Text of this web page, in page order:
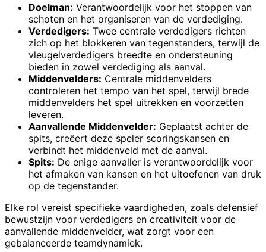
Doelman: Verantwoordelijk voor het stoppen van
schoten en het organiseren van de verdediging.
Verdedigers: Twee centrale verdedigers richten
zich op het blokkeren van tegenstanders, terwijl de
vleugelverdedigers breedte en ondersteuning
bieden in zowel verdediging als aanval.
Middenvelders: Centrale middenvelders
controleren het tempo van het spel, terwijl brede
middenvelders het spel uitrekken en voorzetten
leveren.
Aanvallende Middenvelder: Geplaatst achter de
spits, creëert deze speler scoringskansen en
verbindt het middenveld met de aanval.
Spits: De enige aanvaller is verantwoordelijk voor
het afmaken van kansen en het uitoefenen van druk
op de tegenstander.
Elke rol vereist specifieke vaardigheden, zoals defensief
bewustzijn voor verdedigers en creativiteit voor de
aanvallende middenvelder, wat zorgt voor een
gebalanceerde teamdynamiek.